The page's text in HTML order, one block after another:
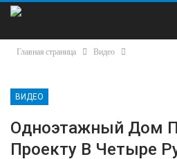
Главная страница Видео
ВИДЕО
Одноэтажный Дом
Проекту В Четыре